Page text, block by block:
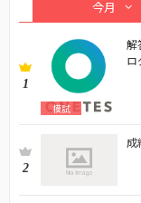
今月
1
模試
解
ロ
2
成